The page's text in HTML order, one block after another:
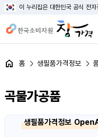
이 누리집은 대한민국 공식 전
홈 생필품가격정보
곡물가공품
생필품가격정보